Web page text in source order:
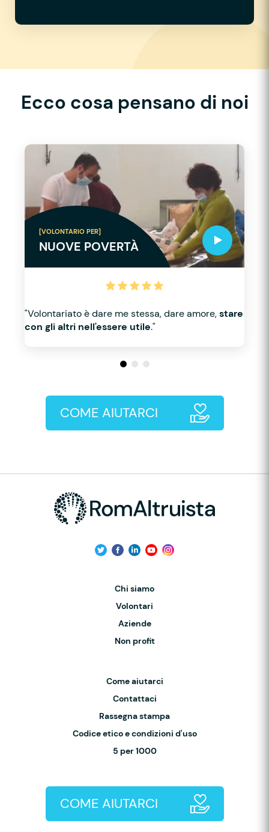
Ecco cosa pensano di noi
[VOLONTARIO PER]
NUOVE POVERTÀ
"Volontariato è dare me stessa, dare amore,stare
con gli altri nell'essere utile."
COME AIUTARCI
Chi siamo
Volontari
Aziende
Non profit
Come aiutarci
Contattaci
Rassegna stampa
Codice etico e condizioni d'uso
5 per 1000
COME AIUTARCI